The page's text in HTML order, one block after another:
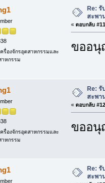
รื่องจักรอุตสาหกรรมและ
หกรรม
Re: รั
สะพา
« ตอบกลับ
ขออนุ
รื่องจักรอุตสาหกรรมและ
หกรรม
Re: รั
สะพา
« ตอบกลับ
ขออนุ
Re:
สะพา